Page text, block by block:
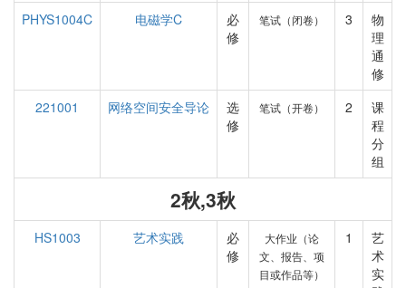
PHYS1004C
电磁学C
必
修
笔试（闭卷） 3
物
理
通
修
221001
网络空间安全导论
选
修
笔试（开卷） 2
课
程
分
组
2秋,3秋
HS1003 艺术实践
必
修
大作业（论
文、报告、项
目或作品等）
1
艺
术
实